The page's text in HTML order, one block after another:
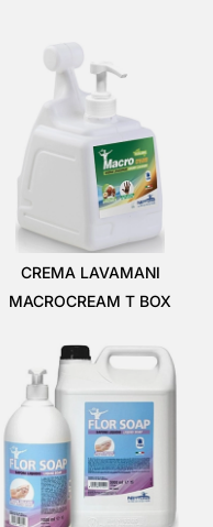
CREMA LAVAMANI
MACROCREAM T BOX